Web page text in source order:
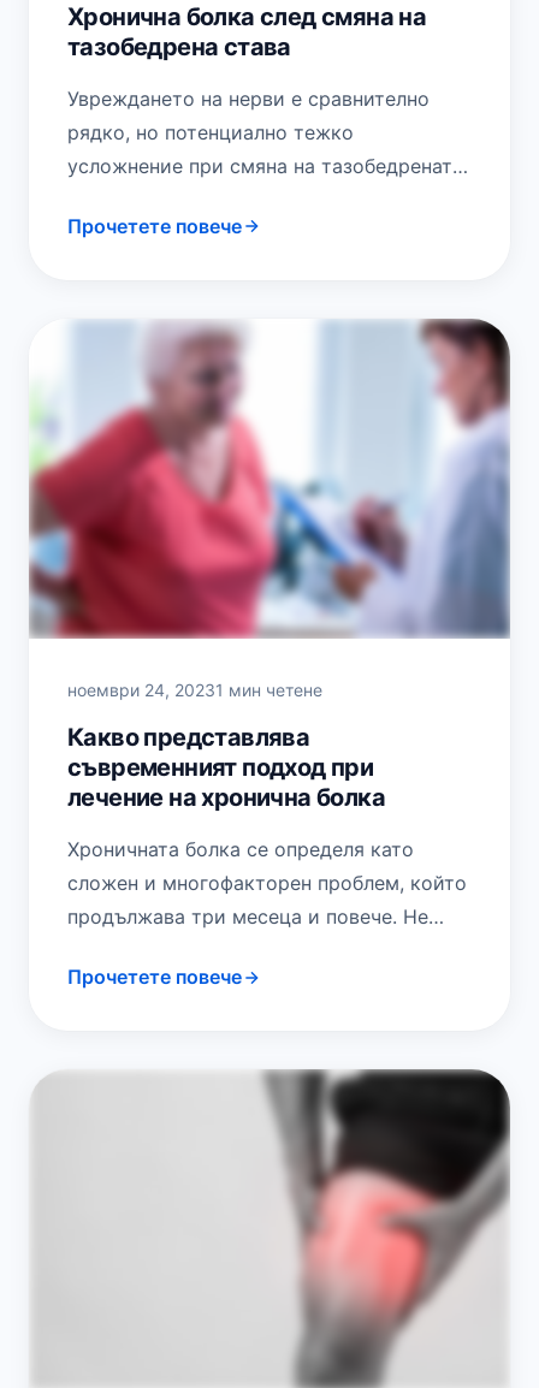
Хронична болка след смяна на
тазобедрена става
Увреждането на нерви е сравнително
рядко, но потенциално тежко
усложнение при смяна на тазобедрената
и е най-висока при…
Прочетете повече
ноември 24, 20231 мин четене
Какво представлява
съвременният подход при
лечение на хронична болка
Хроничната болка се определя като
сложен и многофакторен проблем, който
продължава три месеца и повече. Не
хроничната болка, докато в…
Прочетете повече